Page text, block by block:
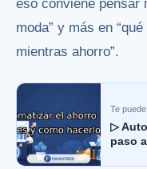
eso conviene pensar
moda” y más en
mientras ahorro”.
Te
▷
paso